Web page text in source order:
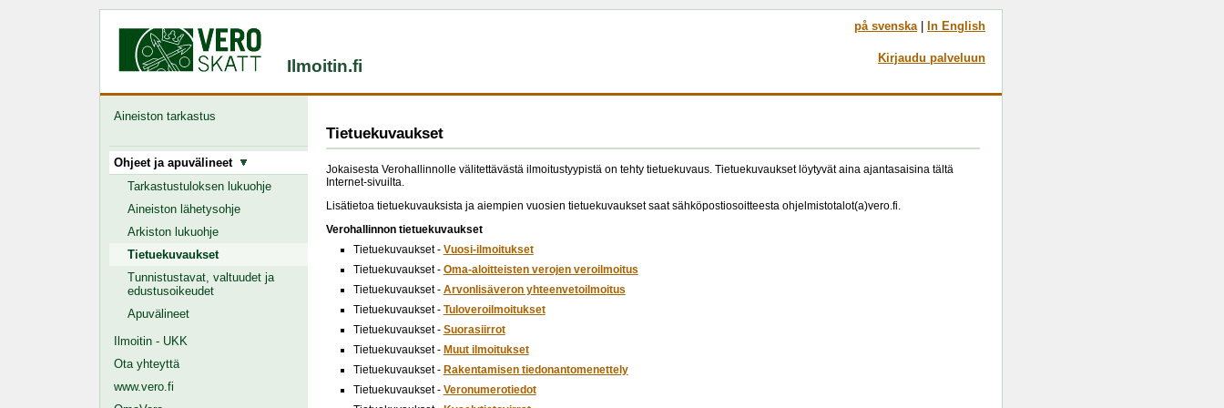
Ilmoitin.fi
på svenska| In English
Kirjaudu palveluun
Aineiston tarkastus
Ohjeet ja apuvälineet
Tarkastustuloksen lukuohje
Aineiston lähetysohje
Arkiston lukuohje
Tietuekuvaukset
Tunnistustavat, valtuudet ja
edustusoikeudet
Apuvälineet
Ilmoitin - UKK
Ota yhteyttä
www.vero.fi
Tietuekuvaukset
Jokaisesta Verohallinnolle välitettävästä ilmoitustyypistä on tehty tietuekuvaus. Tietuekuvaukset löytyvät aina ajantasaisina tältä
Internet-sivuilta.
Lisätietoa tietuekuvauksista ja aiempien vuosien tietuekuvaukset saat sähköpostiosoitteesta ohjelmistotalot(a)vero.fi.
Verohallinnon tietuekuvaukset
Tietuekuvaukset - Vuosi-ilmoitukset
Tietuekuvaukset - Oma-aloitteisten verojen veroilmoitus
Tietuekuvaukset - Arvonlisäveron yhteenvetoilmoitus
Tietuekuvaukset - Tuloveroilmoitukset
Tietuekuvaukset - Suorasiirrot
Tietuekuvaukset - Muut ilmoitukset
Tietuekuvaukset - Rakentamisen tiedonantomenettely
Tietuekuvaukset - Veronumerotiedot